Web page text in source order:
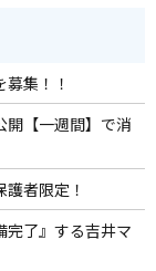
集！！
開【一週間】で消
者限定！
完了』する吉井マ